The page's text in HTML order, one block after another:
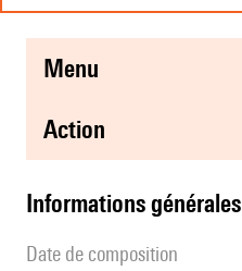
menu
action
informations générales
date de composition